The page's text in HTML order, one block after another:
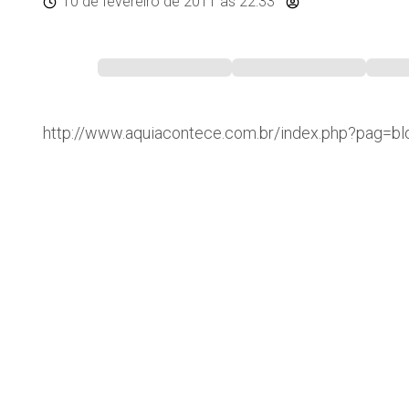
http://www.aquiacontece.com.br/